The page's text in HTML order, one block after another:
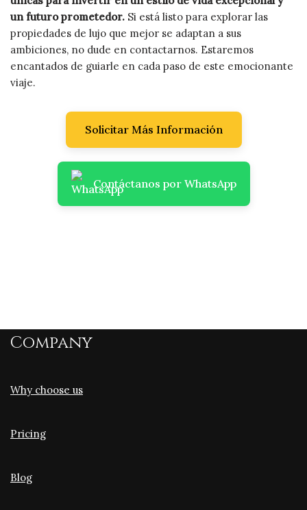
un futuro prometedor. Si está listo para explorar las
propiedades de lujo que mejor se adaptan a sus
ambiciones, no dude en contactarnos. Estaremos
encantados de guiarle en cada paso de este emocionante
viaje.
Solicitar Más Información
Contáctanos por WhatsApp
Company
Why choose us
Pricing
Blog